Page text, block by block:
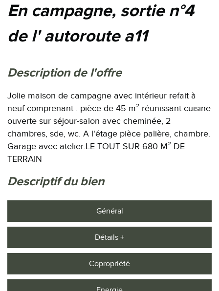
en campagne, sortie n°4
de l' autoroute a11
description de l'offre
Jolie maison de campagne avec intérieur refait à
neuf comprenant : pièce de 45 m² réunissant cuisine
ouverte sur séjour-salon avec cheminée, 2
chambres, sde, wc. A l'étage pièce palière, chambre.
Garage avec atelier.LE TOUT SUR 680 M² DE
TERRAIN
descriptif du bien
Général
Détails +
Copropriété